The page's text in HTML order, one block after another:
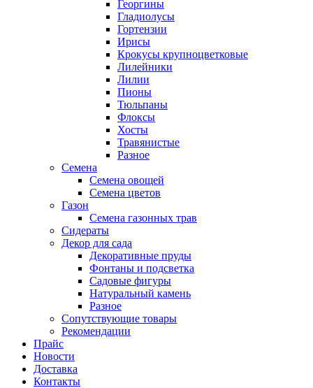
Георгины
Гладиолусы
Гортензии
Ирисы
Крокусы крупноцветковые
Лилейники
Лилии
Пионы
Тюльпаны
Флоксы
Хосты
Травянистые
Разное
Семена
Семена овощей
Семена цветов
Газон
Семена газонных трав
Сидераты
Декор для сада
Декоративные пруды
Фонтаны и подсветка
Садовые фигуры
Натуральный камень
Разное
Сопутствующие товары
Рекомендации
Прайс
Новости
Доставка
Контакты